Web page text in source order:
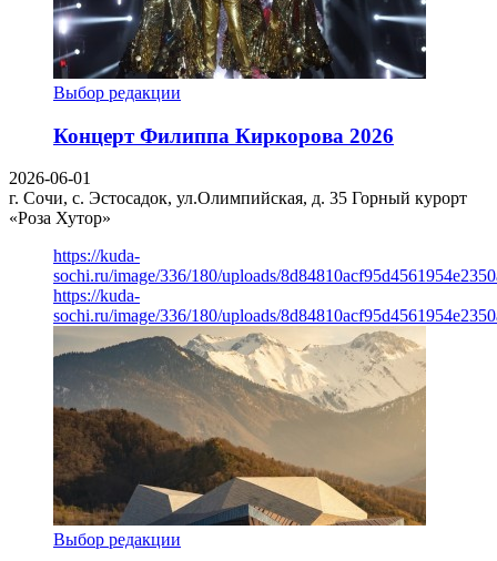
Выбор редакции
Концерт Филиппа Киркорова 2026
2026-06-01
г. Сочи, с. Эстосадок, ул.Олимпийская, д. 35 Горный курорт
«Роза Хутор»
https://kuda-
sochi.ru/image/336/180/uploads/
https://kuda-
sochi.ru/image/336/180/uploads/
Выбор редакции